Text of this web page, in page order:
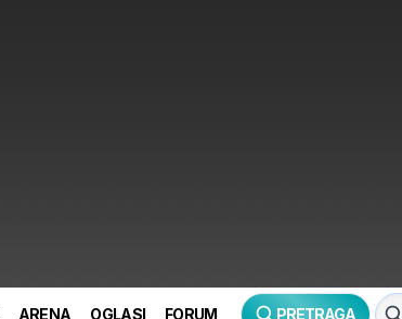
ARENA OGLASI FORUM PRETRAGA